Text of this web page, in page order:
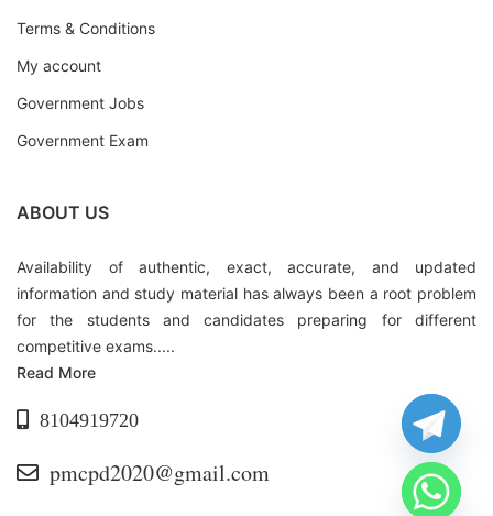
Terms & Conditions
My account
Government Jobs
Government Exam
ABOUT US
Availability of authentic, exact, accurate, and updated
information and study material has always been a root problem
for the students and candidates preparing for different
competitive exams.....
Read More
8104919720
pmcpd2020@gmail.com